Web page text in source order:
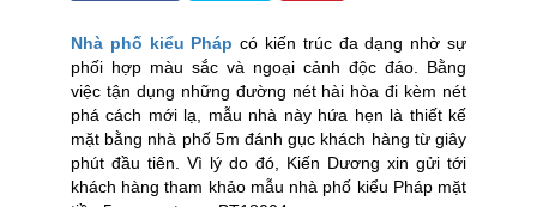
Nhà phố kiểu Pháp có kiến trúc đa dạng nhờ sự
phối hợp màu sắc và ngoại cảnh độc đáo. Bằng
việc tận dụng những đường nét hài hòa đi kèm nét
phá cách mới lạ, mẫu nhà này hứa hẹn là thiết kế
mặt bằng nhà phố 5m đánh gục khách hàng từ giây
phút đầu tiên. Vì lý do đó, Kiến Dương xin gửi tới
khách hàng tham khảo mẫu nhà phố kiểu Pháp mặt